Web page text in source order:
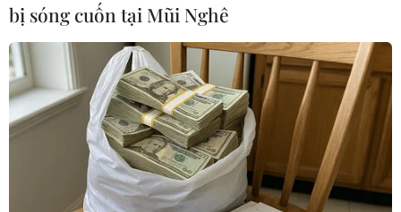
Bộ Tài chính, Bộ Xây dựng rà soát theo chức
năng, nhiệm vụ, thẩm quyền hoặc đề xuất cấp
có thẩm quyền để hoàn thiện quy định pháp
luật có liên quan; Bộ Tài chính chỉ đạo, hướng
dẫn việc xử lý các vấn đề về quản lý, sử dụng,
hạch toán, kế toán vốn và tài sản, phương án
bảo toàn và phát triển vốn khi bổ sung vốn điều
bị sóng cuốn tại Mũi Nghê